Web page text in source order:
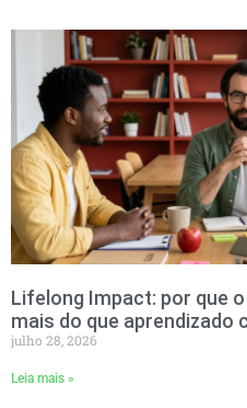
Lifelong Impact: por que
mais do que aprendizado
julho 28, 2026
Leia mais »